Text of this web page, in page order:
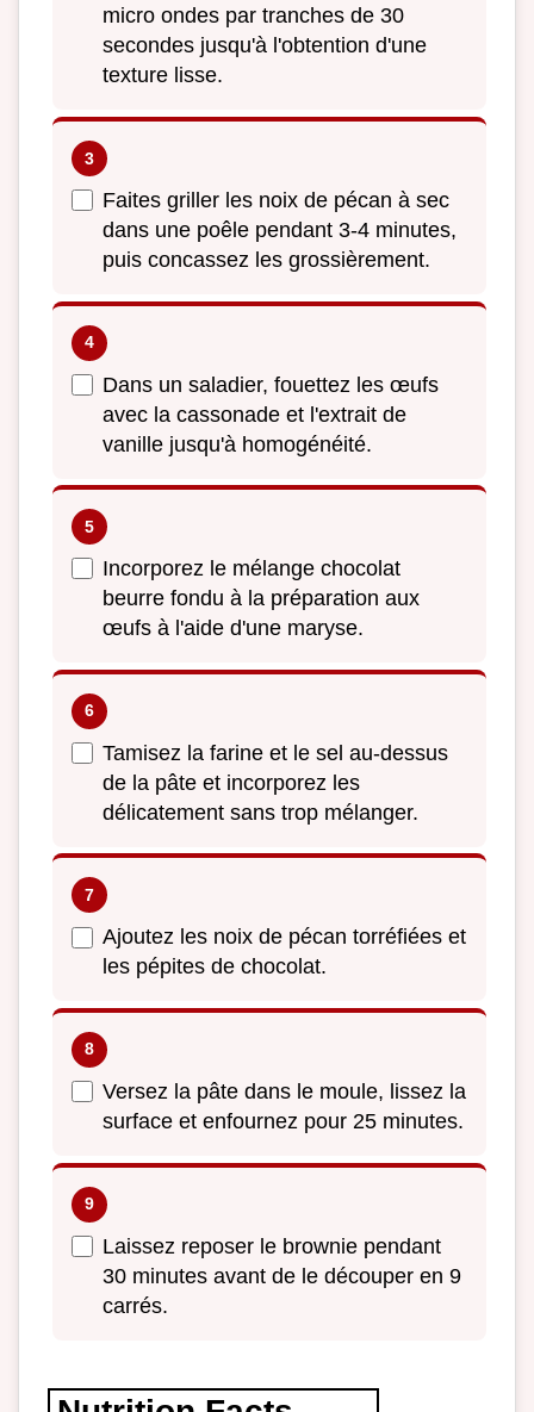
micro ondes par tranches de 30
secondes jusqu'à l'obtention d'une
texture lisse.
Faites griller les noix de pécan à sec
dans une poêle pendant 3-4 minutes,
puis concassez les grossièrement.
Dans un saladier, fouettez les œufs
avec la cassonade et l'extrait de
vanille jusqu'à homogénéité.
Incorporez le mélange chocolat
beurre fondu à la préparation aux
œufs à l'aide d'une maryse.
Tamisez la farine et le sel au-dessus
de la pâte et incorporez les
délicatement sans trop mélanger.
Ajoutez les noix de pécan torréfiées et
les pépites de chocolat.
Versez la pâte dans le moule, lissez la
surface et enfournez pour 25 minutes.
Laissez reposer le brownie pendant
30 minutes avant de le découper en 9
carrés.